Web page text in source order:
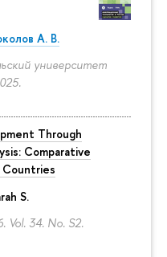
А. В.
университет
Through
Comparative
Countries
S.
Vol. 34. No. S2.